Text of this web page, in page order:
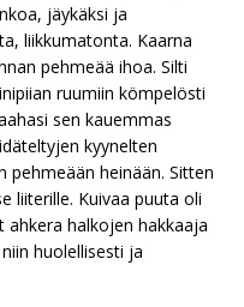
jäykäksi ja
liikkumatonta. Kaarna
pehmeää ihoa. Silti
ruumiin kömpelösti
sen kauemmas
kyynelten
pehmeään heinään. Sitten
liiterille. Kuivaa puuta oli
ahkera halkojen hakkaaja
huolellisesti ja